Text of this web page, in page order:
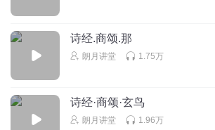
诗经.商颂.那
朗月讲堂 1.75万
诗经·商颂·玄鸟
朗月讲堂 1.96万